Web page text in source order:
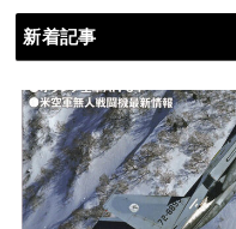
新着記事